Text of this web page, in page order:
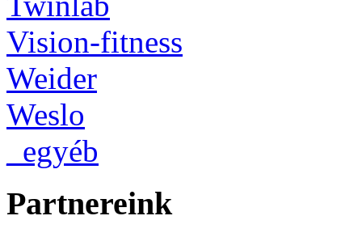
Vision-fitness
Weider
Weslo
_egyéb
Partnereink